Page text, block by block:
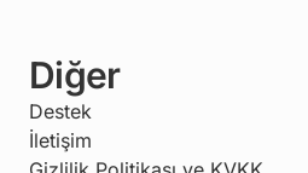
Diğer
Destek
İletişim